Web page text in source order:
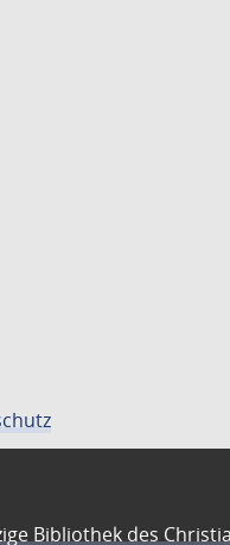
Bibliothek des